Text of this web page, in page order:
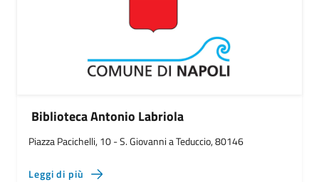
Biblioteca Antonio Labriola
Piazza Pacichelli, 10 - S. Giovanni a Teduccio, 80146
Leggi di più